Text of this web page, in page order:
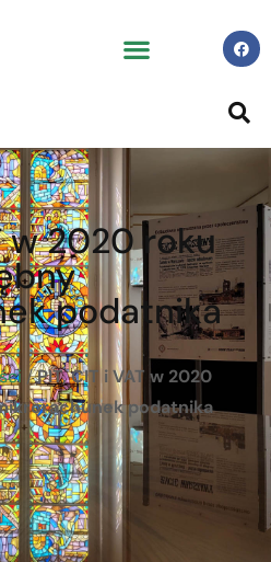
w 2020 roku
podatnika
/PIT, CIT i VAT w 2020
podatnika